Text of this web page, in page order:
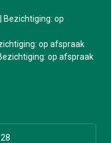
Bezichtiging: op
op afspraak
op afspraak